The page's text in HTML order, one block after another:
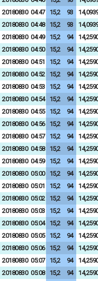
20180830 04:47 15,2 93
20180830 04:48 15,2 93
20180830 04:49 15,2 94
20180830 04:50 15,2 94
20180830 04:51 15,2 94
20180830 04:52 15,2 94
20180830 04:53 15,2 94
20180830 04:54 15,2 94
20180830 04:55 15,2 94
20180830 04:56 15,2 94
20180830 04:57 15,2 94
20180830 04:58 15,2 94
20180830 04:59 15,2 94
20180830 05:00 15,2 94
20180830 05:01 15,2 94
20180830 05:02 15,2 94
20180830 05:03 15,2 94
20180830 05:04 15,2 94
20180830 05:05 15,2 94
20180830 05:06 15,2 94
20180830 05:07 15,2 94
20180830 05:08 15,2 94